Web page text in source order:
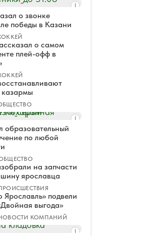
о звонке
победы в Казани
о самом
плей-офф в
образовательный
по любой
на запчасти
ярославца
Ярославль» подвели
выгода»
КОМПАНИЙ